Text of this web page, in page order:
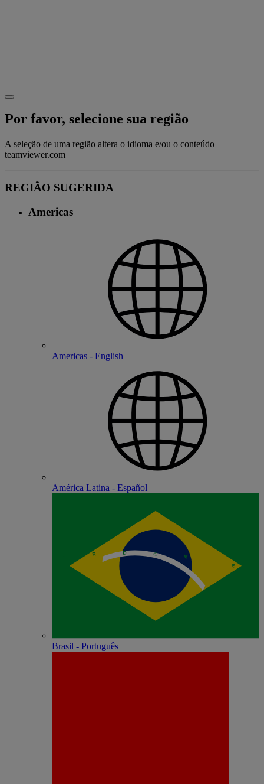
Por favor, selecione sua região
A seleção de uma região altera o idioma e/ou o conteúdo
teamviewer.com
REGIÃO SUGERIDA
Americas
Americas - English
América Latina - Español
Brasil - Português